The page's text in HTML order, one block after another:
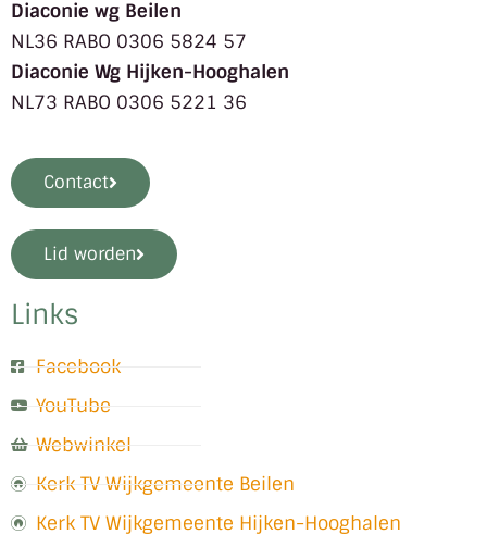
Diaconie wg Beilen
NL36 RABO 0306 5824 57
Diaconie Wg Hijken-Hooghalen
NL73 RABO 0306 5221 36
Contact
Lid worden
Links
Facebook
YouTube
Webwinkel
Kerk TV Wijkgemeente Beilen
Kerk TV Wijkgemeente Hijken-Hooghalen